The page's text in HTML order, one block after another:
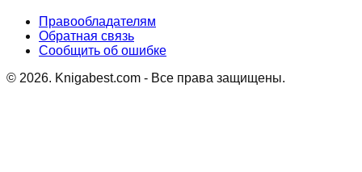
Правообладателям
Обратная связь
Сообщить об ошибке
© 2026. Knigabest.com - Все права защищены.